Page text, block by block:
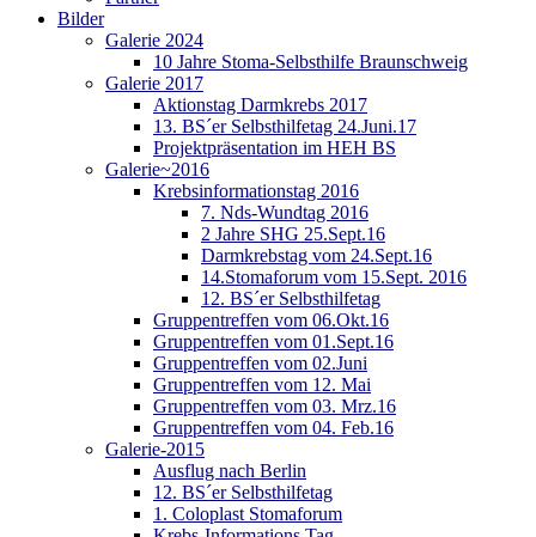
Bilder
Galerie 2024
10 Jahre Stoma-Selbsthilfe Braunschweig
Galerie 2017
Aktionstag Darmkrebs 2017
13. BS´er Selbsthilfetag 24.Juni.17
Projektpräsentation im HEH BS
Galerie~2016
Krebsinformationstag 2016
7. Nds-Wundtag 2016
2 Jahre SHG 25.Sept.16
Darmkrebstag vom 24.Sept.16
14.Stomaforum vom 15.Sept. 2016
12. BS´er Selbsthilfetag
Gruppentreffen vom 06.Okt.16
Gruppentreffen vom 01.Sept.16
Gruppentreffen vom 02.Juni
Gruppentreffen vom 12. Mai
Gruppentreffen vom 03. Mrz.16
Gruppentreffen vom 04. Feb.16
Galerie-2015
Ausflug nach Berlin
12. BS´er Selbsthilfetag
1. Coloplast Stomaforum